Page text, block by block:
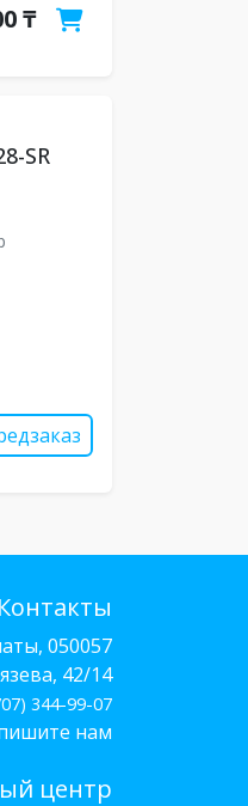
₸
SR
Контакты
050057
42/14
344-99-07
нам
центр